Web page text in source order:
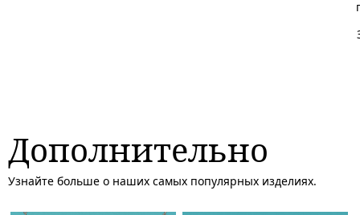
Дополнительно
Узнайте больше о наших самых популярных изделиях.